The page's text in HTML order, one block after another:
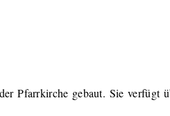
Pfarrkirche gebaut. Sie